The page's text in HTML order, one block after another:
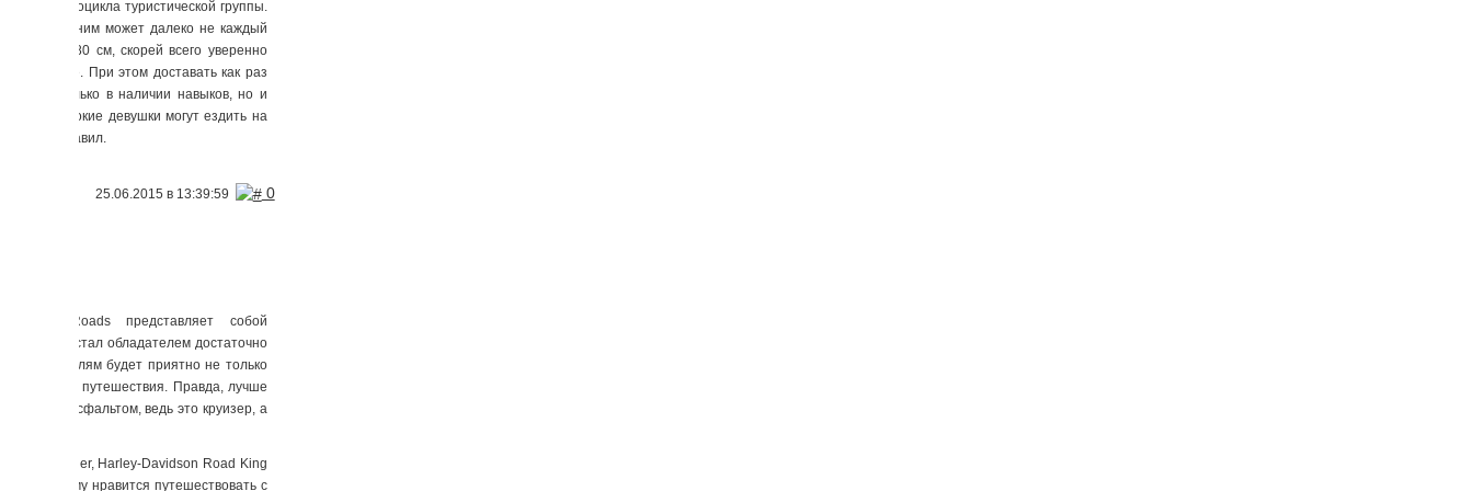
мотоцикла туристической группы.
с ним может далеко не каждый
в 180 см, скорей всего уверенно
мотоцикле. При этом доставать как раз
не только в наличии навыков, но и
и невысокие девушки могут ездить на
правил.
25.06.2015 в 13:39:59 0
Cross Roads представляет собой
Он стал обладателем достаточно
Водителям будет приятно не только
путешествия. Правда, лучше
асфальтом, ведь это круизер, а
Stratoliner, Harley-Davidson Road King
тех, кому нравится путешествовать с